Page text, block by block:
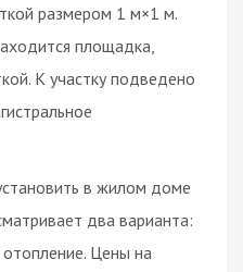
размером 1 м×1 м.
площадка,
К участку подведено
в жилом доме
два варианта:
отопление. Цены на